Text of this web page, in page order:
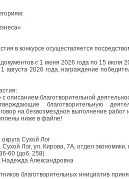
в конкурсе осуществляется
с 1 июня 2026 года по 15 июля
августа 2026 года, награждение
с описанием благотворительной
благотворительную
на безвозмездное выполнение работ
ниже в файле!
Сухой Лог
Сухой Лог, ул. Кирова, 7А, отдел экономики,
(доб. 258)
Надежда Александровна
благотворительных инициатив